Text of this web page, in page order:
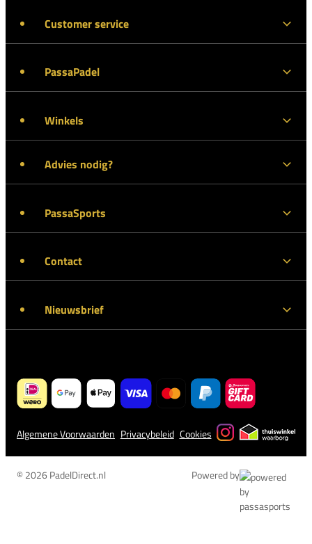
Customer service
PassaPadel
Winkels
Advies nodig?
PassaSports
Contact
Nieuwsbrief
Algemene Voorwaarden Privacybeleid Cookies
© 2026 PadelDirect.nl Powered by